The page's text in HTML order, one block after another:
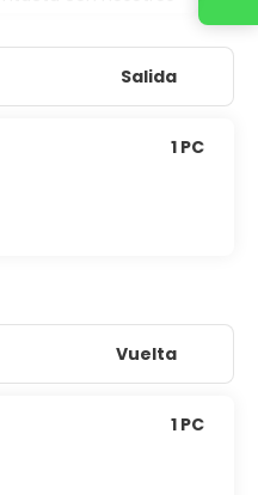
Salida
1 PC
Vuelta
1 PC